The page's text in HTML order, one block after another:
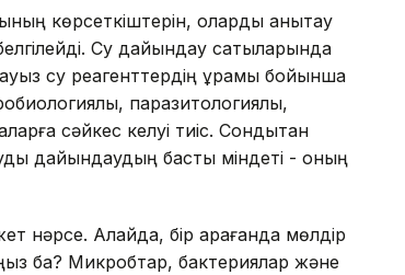
көрсеткіштерін, оларды анықтау
Су дайындау сатыларында
су реагенттердің құрамы бойынша
паразитологиялық,
сәйкес келуі тиіс. Сондықтан
дайындаудың басты міндеті - оның
нәрсе. Алайда, бір қарағанда мөлдір
ба? Микробтар, бактериялар және